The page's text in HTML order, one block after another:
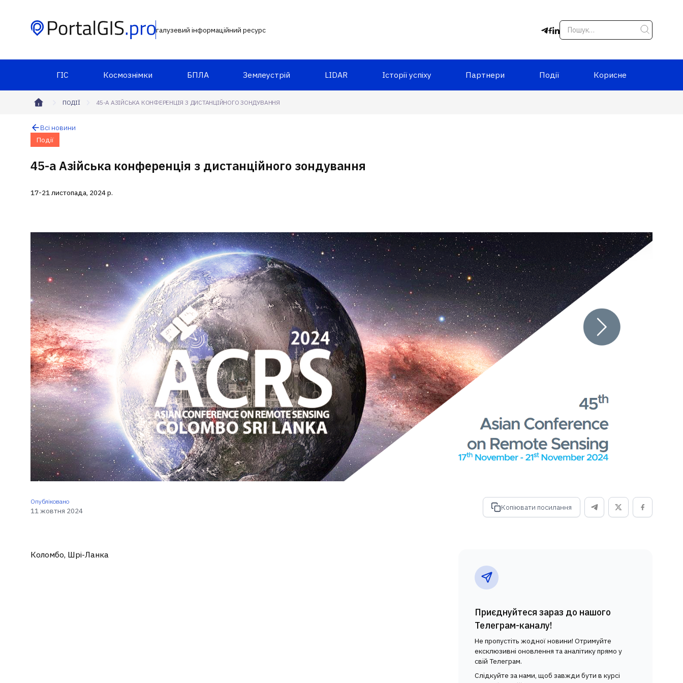
галузевий інформаційний ресурс
ГІС Космознімки БПЛА Землеустрій LIDAR Історії успіху Партнери Події Корисне
ПОДІЇ 45-А АЗІЙСЬКА КОНФЕРЕНЦІЯ З ДИСТАНЦІЙНОГО ЗОНДУВАННЯ
Всі новини
Події
45-а Азійська конференція з дистанційного зондування
17-21 листопада, 2024 р.
Опубліковано
11 жовтня 2024 Копіювати посилання
Коломбо, Шрі-Ланка
Приєднуйтеся зараз до нашого
Телеграм-каналу!
Не пропустіть жодної новини! Отримуйте
ексклюзивні оновлення та аналітику прямо у
свій Телеграм.
Слідкуйте за нами, щоб завжди бути в курсі